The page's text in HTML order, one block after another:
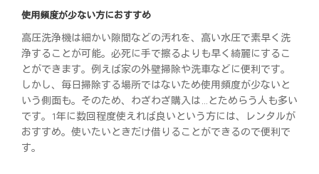
使用頻度が少ない方におすすめ
高圧洗浄機は細かい隙間などの汚れを、高い水圧で素早く洗
浄することが可能。必死に手で擦るよりも早く綺麗にするこ
とができます。例えば家の外壁掃除や洗車などに便利です。
しかし、毎日掃除する場所ではないため使用頻度が少ないと
いう側面も。そのため、わざわざ購入は…とためらう人も多い
です。1年に数回程度使えれば良いという方には、レンタルが
おすすめ。使いたいときだけ借りることができるので便利で
す。